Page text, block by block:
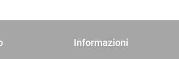
Informazioni